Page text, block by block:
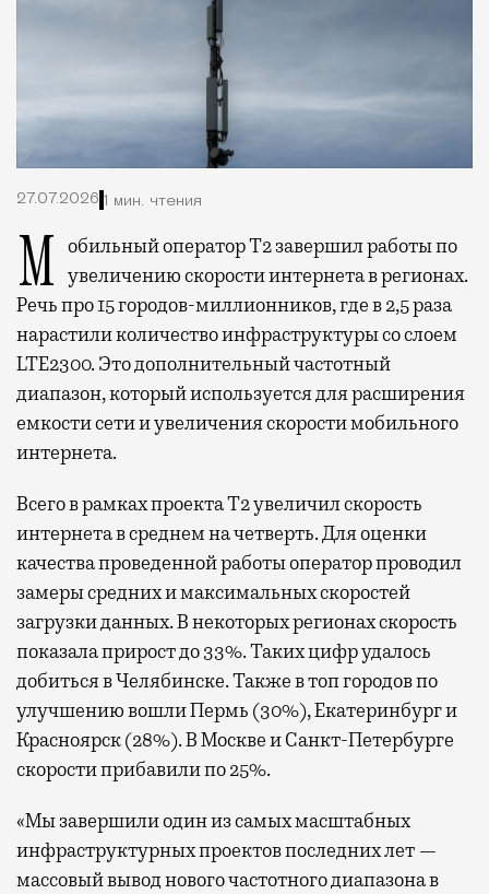
27.07.2026 1 мин. чтения
Мобильный оператор Т2 завершил работы по увеличению скорости интернета в регионах.
Речь про 15 городов-миллионников, где в 2,5 раза
нарастили количество инфраструктуры со слоем
LTE2300. Это дополнительный частотный
диапазон, который используется для расширения
емкости сети и увеличения скорости мобильного
интернета.
Всего в рамках проекта Т2 увеличил скорость
интернета в среднем на четверть. Для оценки
качества проведенной работы оператор проводил
замеры средних и максимальных скоростей
загрузки данных. В некоторых регионах скорость
показала прирост до 33%. Таких цифр удалось
добиться в Челябинске. Также в топ городов по
улучшению вошли Пермь (30%), Екатеринбург и
Красноярск (28%). В Москве и Санкт-Петербурге
скорости прибавили по 25%.
«Мы завершили один из самых масштабных
инфраструктурных проектов последних лет —
массовый вывод нового частотного диапазона в